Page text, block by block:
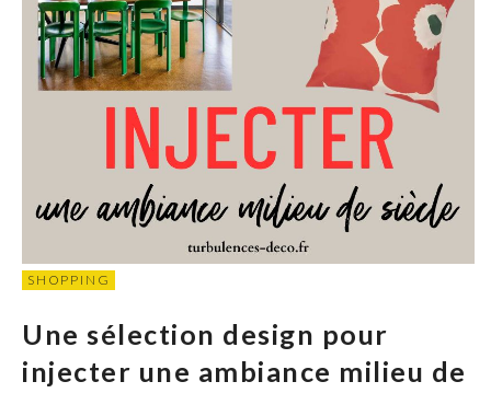
SHOPPING
Une sélection design pour
injecter une ambiance milieu de